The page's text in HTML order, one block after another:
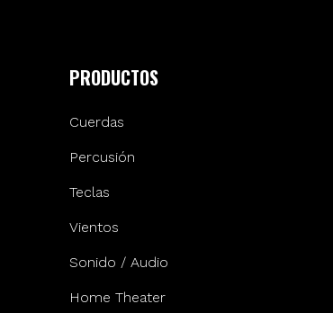
PRODUCTOS
Cuerdas
Percusión
Teclas
Vientos
Sonido / Audio
Home Theater